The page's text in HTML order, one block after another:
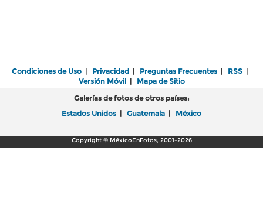
Condiciones de Uso | Privacidad | Preguntas Frecuentes | RSS |
Versión Móvil| Mapa de Sitio
Galerías de fotos de otros países:
Estados Unidos | Guatemala | México
Copyright © MéxicoEnFotos, 2001-2026